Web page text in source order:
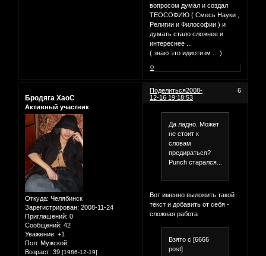
вопросом думал и создал
ТЕОСОФИЮ ( Смесь Науки ,
Религии и Философии ) и
думать стало сложнее и
интереснее ...
( знаю это идиотизм ... )
0
Поделиться 6
2008-
12-16 19:18:53
Бродяга ХаоС
Активный участник
Откуда: Челябинск
Зарегистрирован: 2008-11-24
Приглашений: 0
Сообщений: 42
Уважение: +1
Пол: Мужской
Возраст: 39 [1986-12-19]
Да ладно. Может
не стоит к
словам
предираться?
Punch старался...
Вот именно выложить такой
текст и добавить от себя -
сложная работа
Взято с [6666
post]